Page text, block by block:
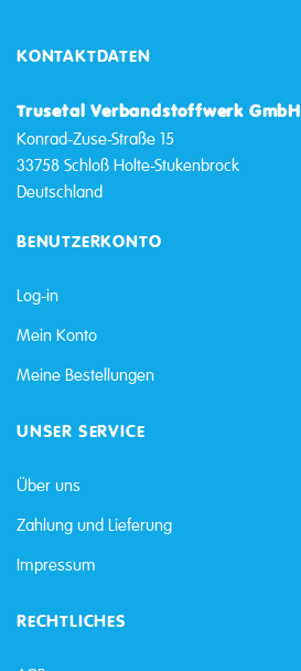
KONTAKTDATEN
Trusetal Verbandstoffwerk GmbH
Konrad-Zuse-Straße 15
33758 Schloß Holte-Stukenbrock
Deutschland
BENUTZERKONTO
Log-in
Mein Konto
Meine Bestellungen
UNSER SERVICE
Über uns
Zahlung und Lieferung
Impressum
RECHTLICHES